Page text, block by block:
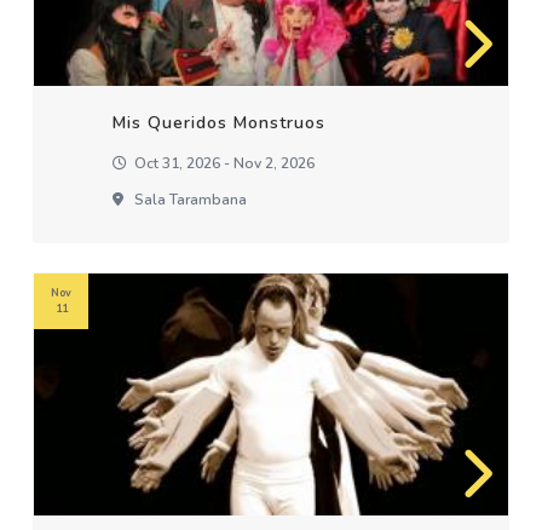
Mis Queridos Monstruos
Oct 31, 2026 - Nov 2, 2026
Sala Tarambana
Nov
11